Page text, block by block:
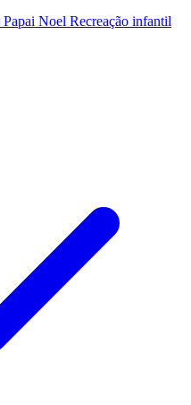
Papai Noel Recreação infantil